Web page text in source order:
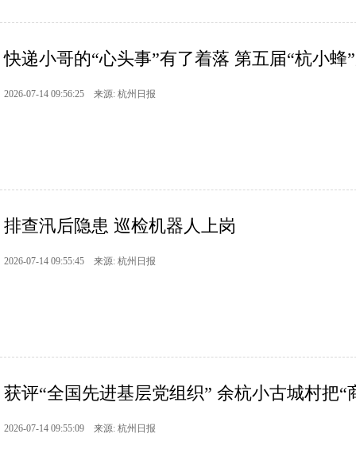
快递小哥的“心头事”有了着落 第五届“杭小蜂
2026-07-14 09:56:25 来源: 杭州日报
排查汛后隐患 巡检机器人上岗
2026-07-14 09:55:45 来源: 杭州日报
获评“全国先进基层党组织” 余杭小古城村把“
2026-07-14 09:55:09 来源: 杭州日报